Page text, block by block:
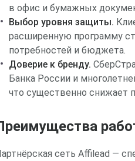
в офис и бумажных
Выбор уровня защиты.
расширенную программу
потребностей и бюджета.
Доверие к бренду.
Банка России и
что существенно снижает
сеть Affilead —